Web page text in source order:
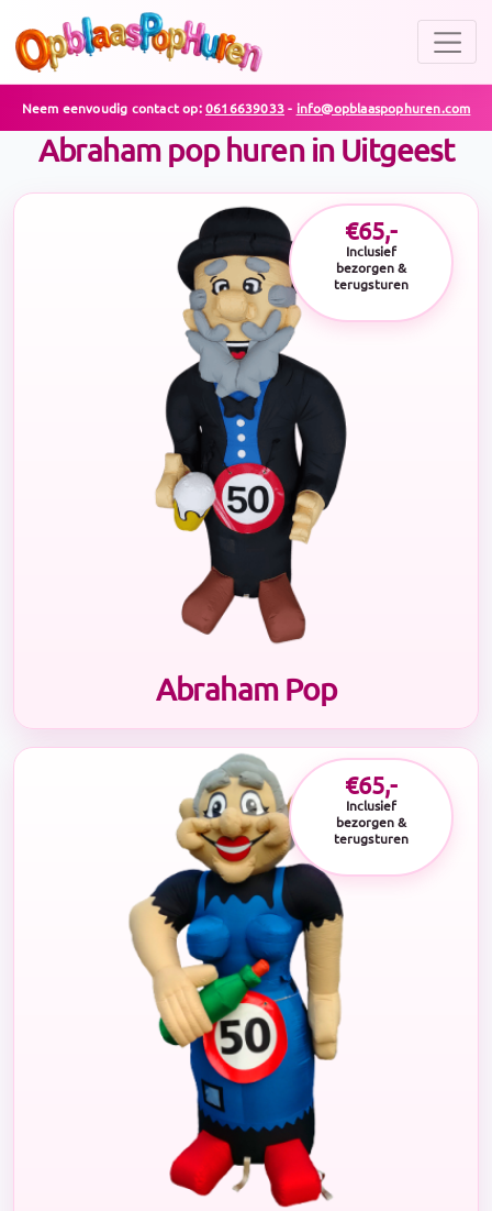
Neem eenvoudig contact op:0616639033- info@opblaaspophuren.com
Abraham pop huren in Uitgeest
€65,-
Inclusief
bezorgen &
terugsturen
Abraham Pop
€65,-
Inclusief
bezorgen &
terugsturen